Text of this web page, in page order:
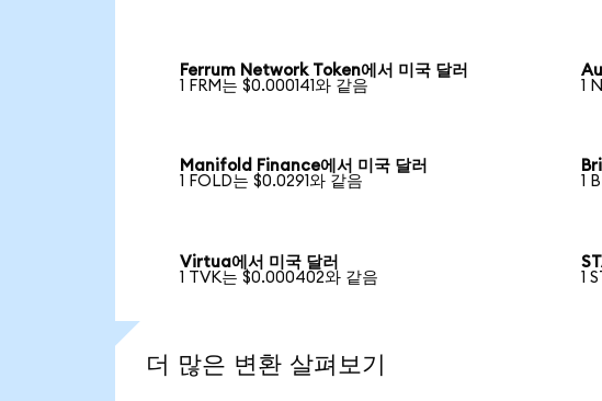
Ferrum Network Token에서 미국 달러
1 FRM는 $0.000141와 같음
1
Manifold Finance에서 미국 달러
1 FOLD는 $0.0291와 같음
1
Virtua에서 미국 달러
1 TVK는 $0.000402와 같음
1
더 많은 변환 살펴보기